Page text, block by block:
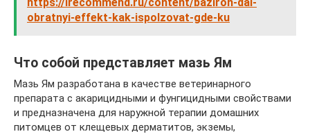
obratnyi-effekt-kak-ispolzovat-gde-ku
Что собой представляет мазь Ям
Мазь Ям разработана в качестве ветеринарного
препарата с акарицидными и фунгицидными свойствами
и предназначена для наружной терапии домашних
питомцев от клещевых дерматитов, экземы,